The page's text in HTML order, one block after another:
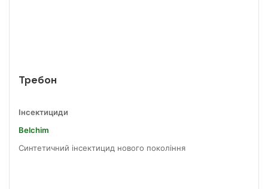
Требон
Інсектициди
Belchim
Синтетичний інсектицид нового покоління